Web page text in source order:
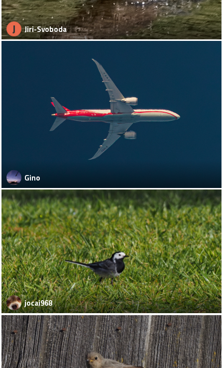
J Jiri-Svoboda
Gino
jocai968